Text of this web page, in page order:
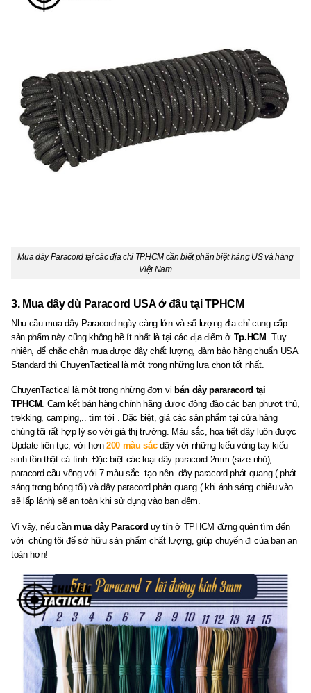
Mua dây Paracord tại các địa chỉ TPHCM cần biết phân biệt hàng US và hàng
Việt Nam
3. Mua dây dù Paracord USA ở đâu tại TPHCM
Nhu cầu mua dây Paracord ngày càng lớn và số lượng địa chỉ cung cấp
sản phẩm này cũng không hề ít nhất là tại các địa điểm ở Tp.HCM . Tuy
nhiên, để chắc chắn mua được dây chất lượng, đảm bảo hàng chuẩn USA
Standard thì ChuyenTactical là một trong những lựa chọn tốt nhất.
ChuyenTactical là một trong những đơn vị bán dây pararacord tại
TPHCM. Cam kết bán hàng chính hãng được đông đảo các bạn phượt thủ,
trekking, camping,.. tìm tới . Đặc biệt, giá các sản phẩm tại cửa hàng
chúng tôi rất hợp lý so với giá thị trường. Màu sắc, họa tiết dây luôn được
Update liên tục, với hơn 200 màu sắcdây với những kiểu vòng tay kiểu
sinh tồn thật cá tính. Đặc biệt các loại dây paracord 2mm (size nhỏ),
paracord cầu vồng với 7 màu sắc tạo nên dây paracord phát quang ( phát
sáng trong bóng tối) và dây paracord phản quang ( khi ánh sáng chiếu vào
sẽ lấp lánh) sẽ an toàn khi sử dụng vào ban đêm.
Vì vậy, nếu cần mua dây Paracorduy tín ở TPHCM đừng quên tìm đến
với chúng tôi để sở hữu sản phẩm chất lượng, giúp chuyến đi của bạn an
toàn hơn!